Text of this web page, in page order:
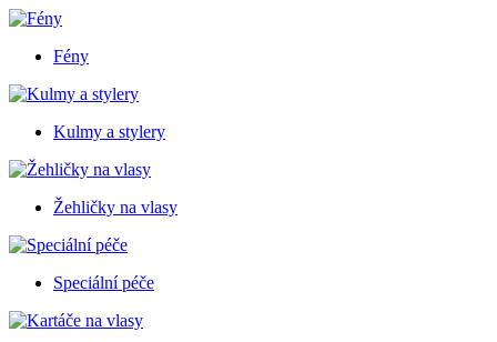
Fény
Kulmy a stylery
Žehličky na vlasy
Speciální péče